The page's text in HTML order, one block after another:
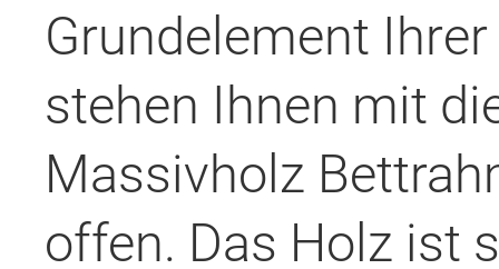
Grundelement
stehen Ihnen mit
Massivholz
offen. Das Holz ist